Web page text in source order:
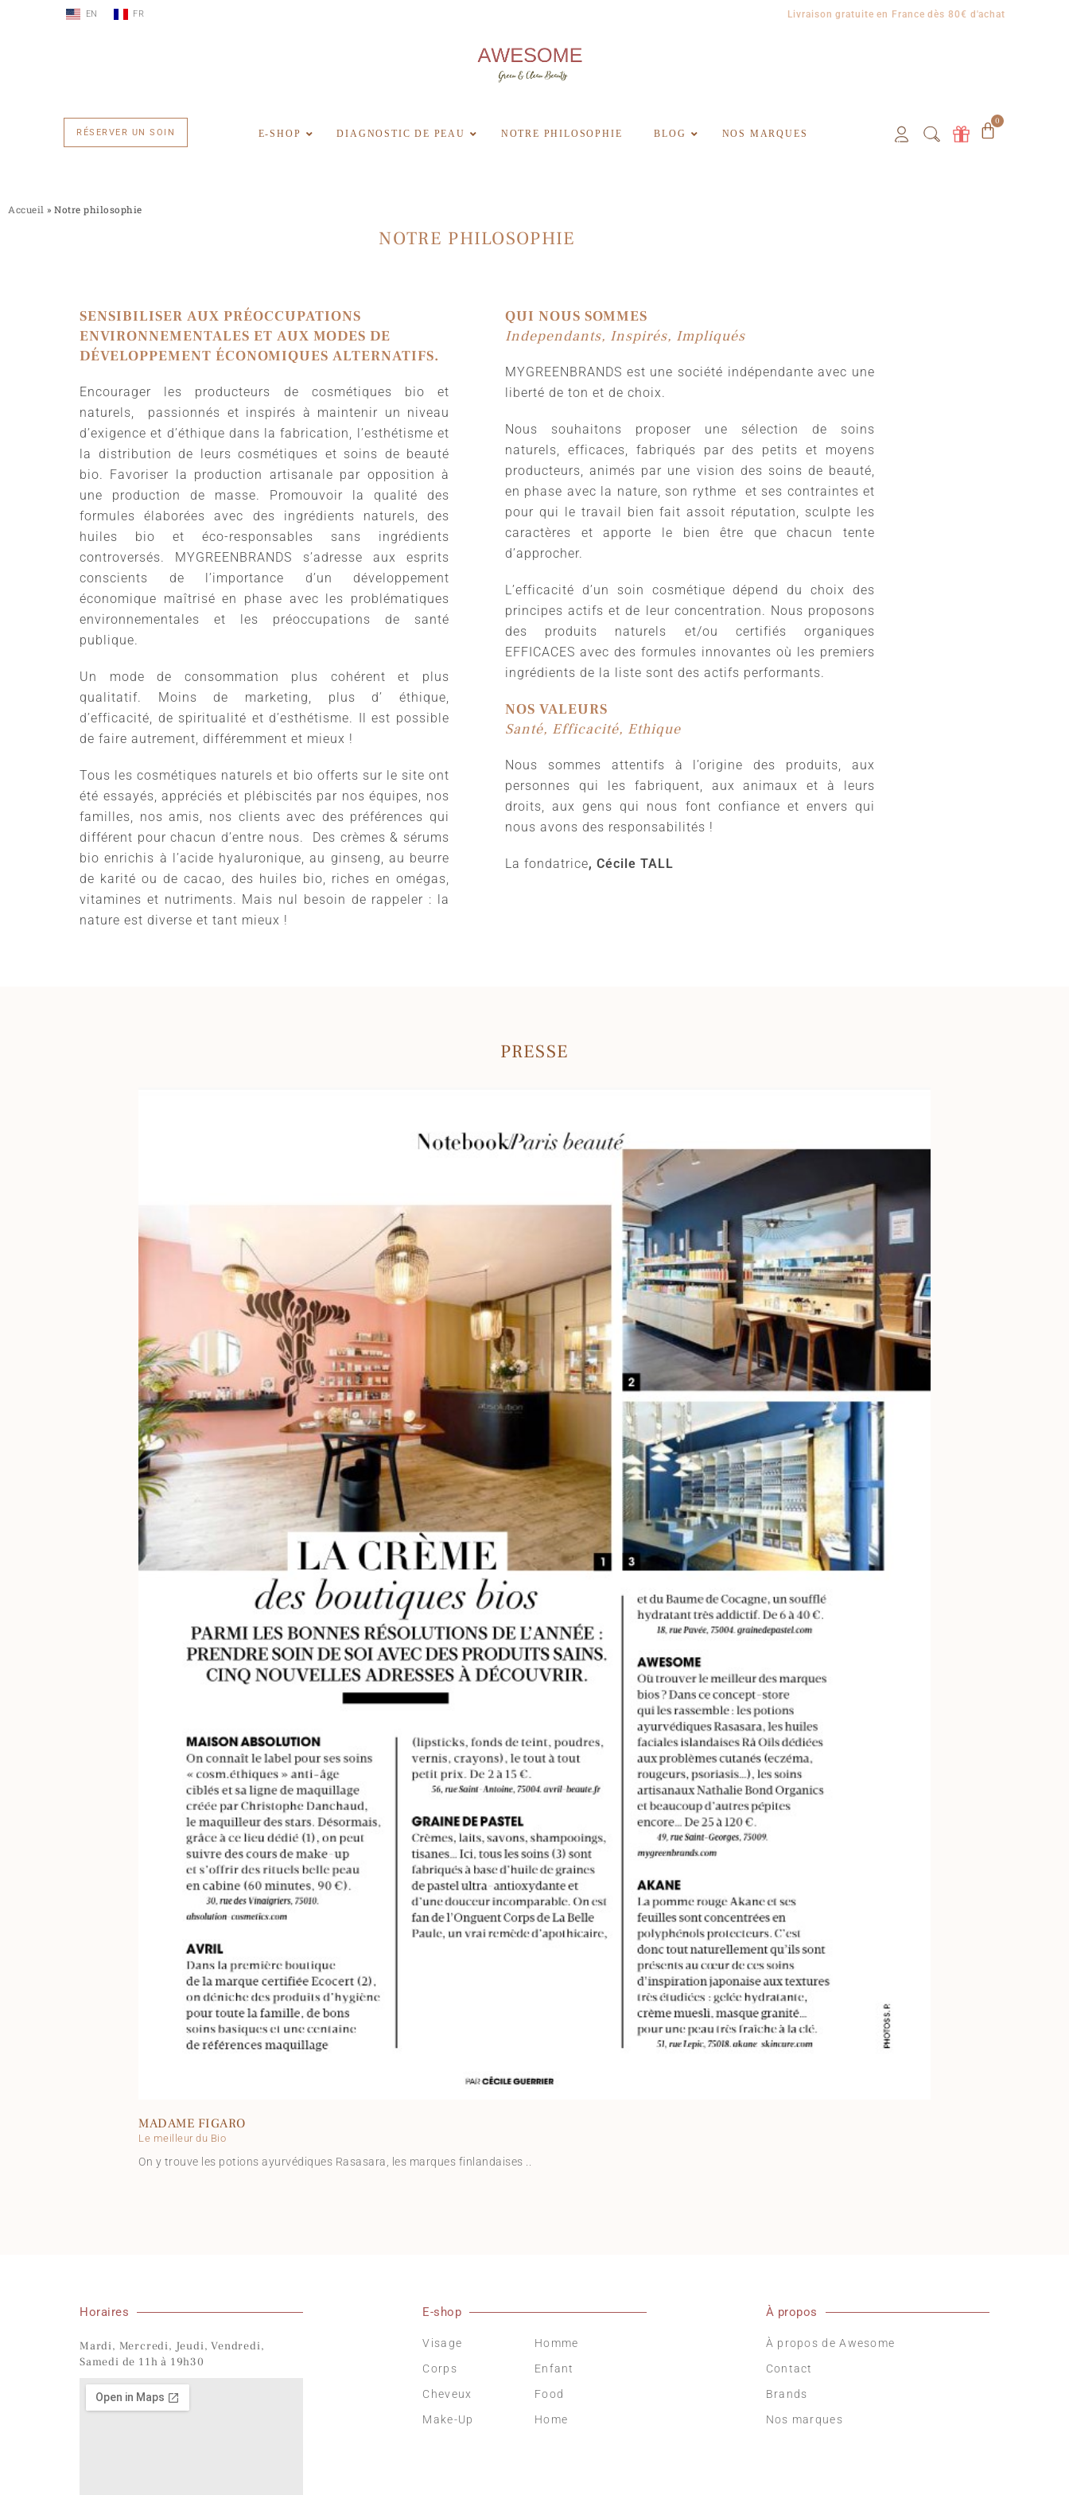
EN FR Livraison gratuite en France dès 80€ d'achat
RÉSERVER UN SOIN E-SHOP DIAGNOSTIC DE PEAU NOTRE PHILOSOPHIE BLOG NOS MARQUES
0
Accueil » Notre philosophie
NOTRE PHILOSOPHIE
SENSIBILISER AUX PRÉOCCUPATIONS
ENVIRONNEMENTALES ET AUX MODES DE
DÉVELOPPEMENT ÉCONOMIQUES ALTERNATIFS.
Encourager les producteurs de cosmétiques bio et
naturels, passionnés et inspirés à maintenir un niveau
d’exigence et d’éthique dans la fabrication, l’esthétisme et
la distribution de leurs cosmétiques et soins de beauté
bio. Favoriser la production artisanale par opposition à
une production de masse. Promouvoir la qualité des
formules élaborées avec des ingrédients naturels, des
huiles bio et éco-responsables sans ingrédients
controversés. MYGREENBRANDS s’adresse aux esprits
conscients de l’importance d’un développement
économique maîtrisé en phase avec les problématiques
environnementales et les préoccupations de santé
publique.
Un mode de consommation plus cohérent et plus
qualitatif. Moins de marketing, plus d’ éthique,
d’efficacité, de spiritualité et d’esthétisme. Il est possible
de faire autrement, différemment et mieux !
Tous les cosmétiques naturels et bio offerts sur le site ont
été essayés, appréciés et plébiscités par nos équipes, nos
familles, nos amis, nos clients avec des préférences qui
différent pour chacun d’entre nous. Des crèmes & sérums
bio enrichis à l’acide hyaluronique, au ginseng, au beurre
de karité ou de cacao, des huiles bio, riches en omégas,
vitamines et nutriments. Mais nul besoin de rappeler : la
nature est diverse et tant mieux !
QUI NOUS SOMMES
Independants, Inspirés, Impliqués
MYGREENBRANDS est une société indépendante avec une
liberté de ton et de choix.
Nous souhaitons proposer une sélection de soins
naturels, efficaces, fabriqués par des petits et moyens
producteurs, animés par une vision des soins de beauté,
en phase avec la nature, son rythme et ses contraintes et
pour qui le travail bien fait assoit réputation, sculpte les
caractères et apporte le bien être que chacun tente
d’approcher.
L’efficacité d’un soin cosmétique dépend du choix des
principes actifs et de leur concentration. Nous proposons
des produits naturels et/ou certifiés organiques
EFFICACES avec des formules innovantes où les premiers
ingrédients de la liste sont des actifs performants.
NOS VALEURS
Santé, Efficacité, Ethique
Nous sommes attentifs à l’origine des produits, aux
personnes qui les fabriquent, aux animaux et à leurs
droits, aux gens qui nous font confiance et envers qui
nous avons des responsabilités !
La fondatrice, Cécile TALL
PRESSE
MADAME FIGARO
Le meilleur du Bio
On y trouve les potions ayurvédiques Rasasara, les marques finlandaises ..
Horaires
Mardi, Mercredi, Jeudi, Vendredi,
Samedi de 11h à 19h30
E-shop
Visage
Corps
Cheveux
Make-Up
Homme
Enfant
Food
Home
À propos
À propos de Awesome
Contact
Brands
Nos marques